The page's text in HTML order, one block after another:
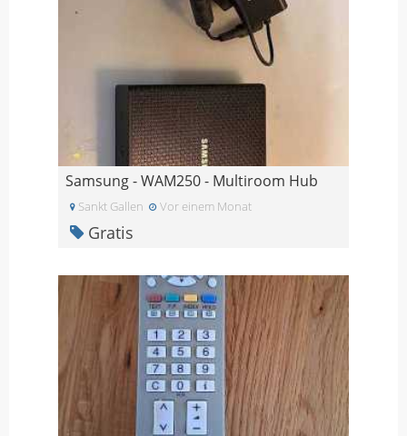
Samsung - WAM250 - Multiroom Hub
Sankt Gallen Vor einem Monat
Gratis